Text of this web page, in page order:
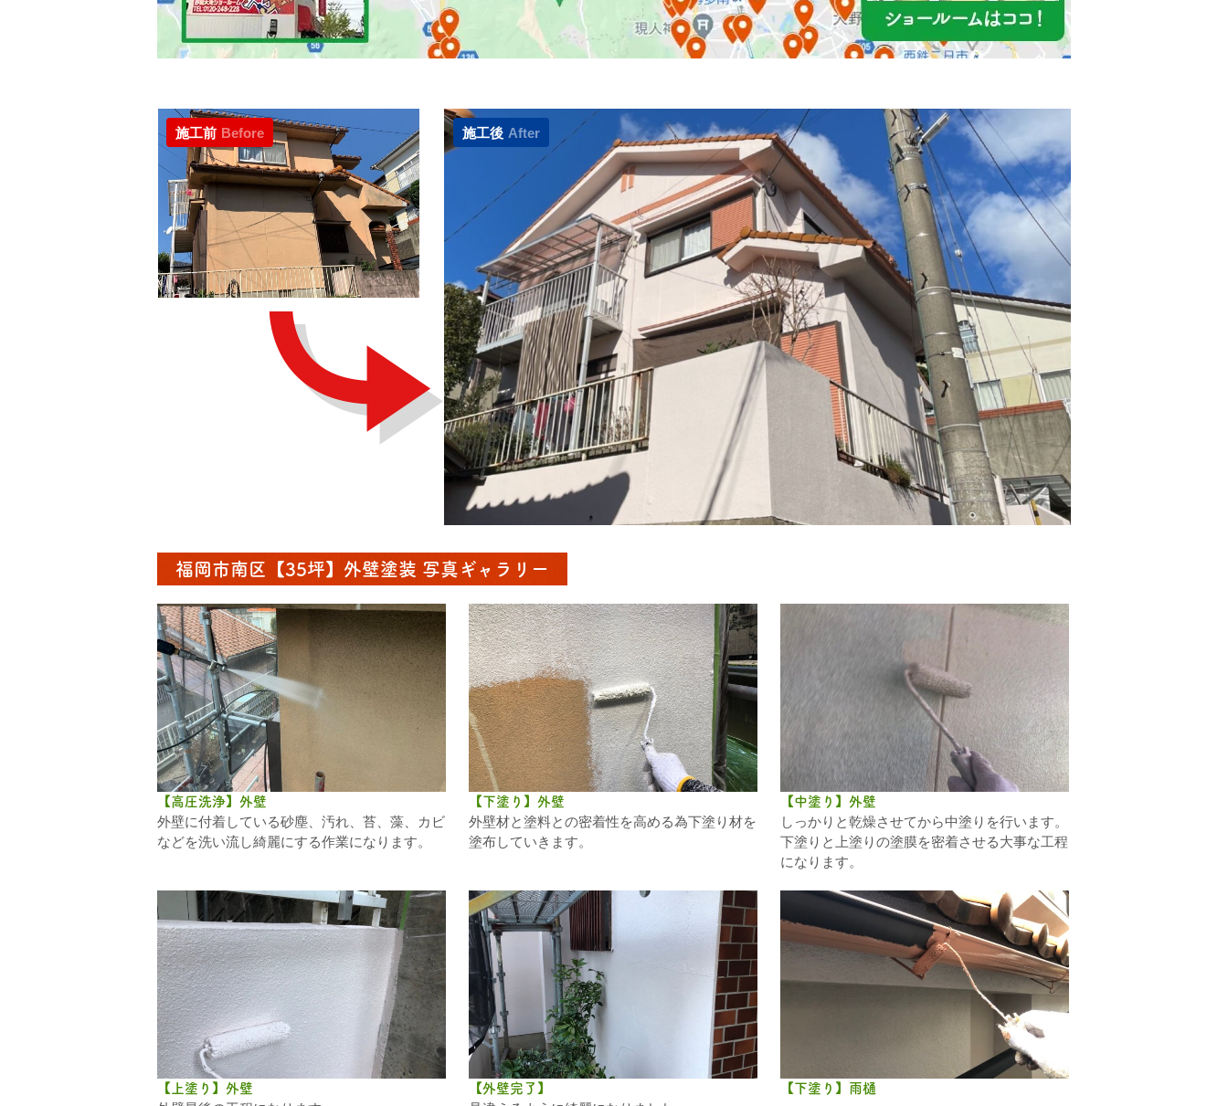
施工前 Before 施工後 After
福岡市南区【35坪】外壁塗装 写真ギャラリー
【高圧洗浄】外壁
外壁に付着している砂塵、汚れ、苔、藻、カビ
などを洗い流し綺麗にする作業になります。
【下塗り】外壁
外壁材と塗料との密着性を高める為下塗り材を
塗布していきます。
【中塗り】外壁
しっかりと乾燥させてから中塗りを行います。
下塗りと上塗りの塗膜を密着させる大事な工程
になります。
【上塗り】外壁 【外壁完了】 【下塗り】雨樋